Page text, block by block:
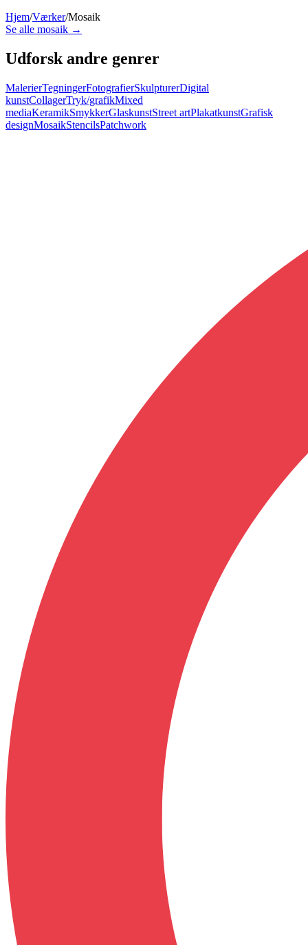
Hjem/Værker/Mosaik
Se alle mosaik →
Udforsk andre genrer
MalerierTegningerFotografierSkulpturerDigital
kunstCollagerTryk/grafikMixed
mediaKeramikSmykkerGlaskunstStreet artPlakatkunstGrafisk
designMosaikStencilsPatchwork